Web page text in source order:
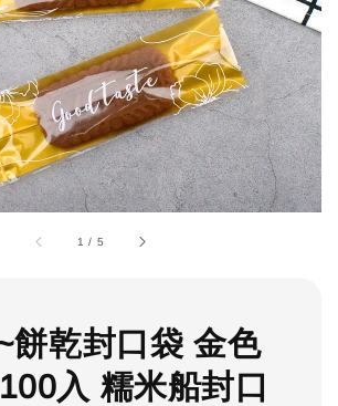
1 / 5
餅乾封口袋 金色
入 糯米船封口